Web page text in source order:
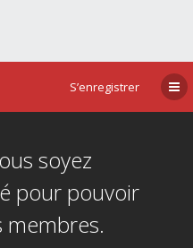
S’enregistrer
soyez
pour pouvoir
membres.